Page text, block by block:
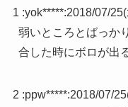
1 :yok*****:2018/07/
弱いところとばっか
合した時にボロが出る
2 :ppw*****:2018/07/